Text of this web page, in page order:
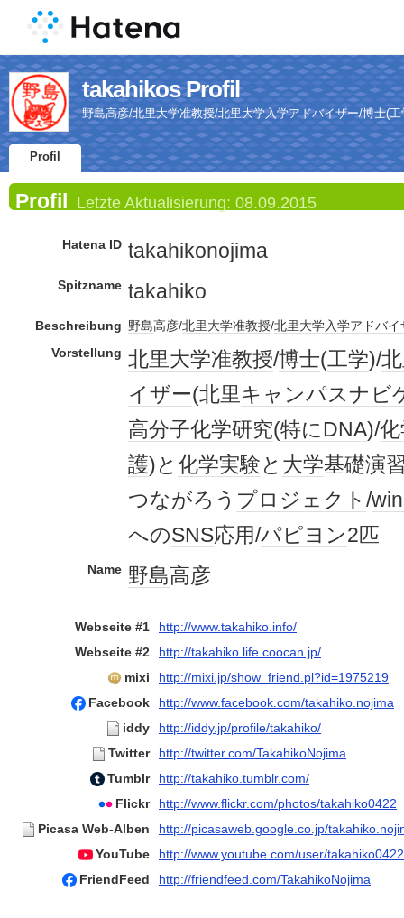
takahikos Profil
野島高彦/北里大学准教授/北里大学入学アドバイザー/博士(工
Profil
Profil Letzte Aktualisierung: 08.09.2015
Hatena ID takahikonojima
Spitzname takahiko
Beschreibung 野島高彦/北里大学准教授/北里大学入学アドバイ
Vorstellung 北里大学准教授/博士(工学)/
イザー(北里キャンパスナビ
高分子化学研究(特にDNA)/
護)と 化学実験と 大学基礎演
つながろう プロジェクト /
へのSNS応用/パピヨン2匹
Name 野島高彦
Webseite #1
http://www.takahiko.info/
Webseite #2
http://takahiko.life.coocan.jp/
mixi
http://mixi.jp/show_friend.pl?id=1975219
Facebook
http://www.facebook.com/takahiko.nojima
iddy
http://iddy.jp/profile/takahiko/
Twitter
http://twitter.com/TakahikoNojima
Tumblr
http://takahiko.tumblr.com/
Flickr
http://www.flickr.com/photos/takahiko0422
Picasa Web-Alben
http://picasaweb.google.co.jp/
YouTube
http://www.youtube.com/user/takahiko0422
FriendFeed
http://friendfeed.com/TakahikoNojima